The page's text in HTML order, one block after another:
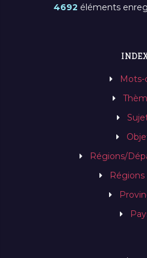
4692 éléments
Mots-
Régions/
Régions